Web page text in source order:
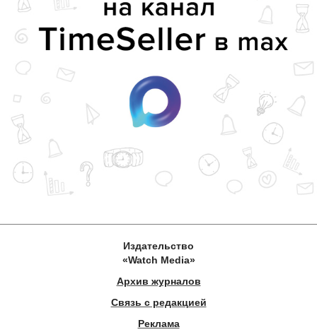
Издательство
«Watch Media»
Архив журналов
Связь с редакцией
Реклама